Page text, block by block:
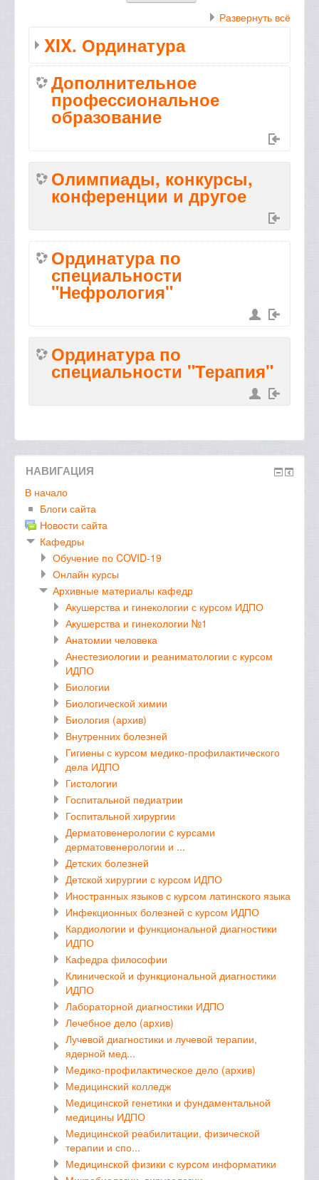
Развернуть всё
XIX. Ординатура
Дополнительное
профессиональное
образование
Олимпиады, конкурсы,
конференции и другое
Ординатура по
специальности
"Нефрология"
Ординатура по
специальности "Терапия"
НАВИГАЦИЯ
В начало
Блоги сайта
Новости сайта
Кафедры
Обучение по COVID-19
Онлайн курсы
Архивные материалы кафедр
Акушерства и гинекологии с курсом ИДПО
Акушерства и гинекологии №1
Анатомии человека
Анестезиологии и реаниматологии с курсом
ИДПО
Биологии
Биологической химии
Биология (архив)
Внутренних болезней
Гигиены с курсом медико-профилактического
дела ИДПО
Гистологии
Госпитальной педиатрии
Госпитальной хирургии
Дерматовенерологии c курсами
дерматовенерологии и ...
Детских болезней
Детской хирургии с курсом ИДПО
Иностранных языков с курсом латинского языка
Инфекционных болезней с курсом ИДПО
Кардиологии и функциональной диагностики
ИДПО
Кафедра философии
Клинической и функциональной диагностики
ИДПО
Лабораторной диагностики ИДПО
Лечебное дело (архив)
Лучевой диагностики и лучевой терапии,
ядерной мед...
Медико-профилактическое дело (архив)
Медицинский колледж
Медицинской генетики и фундаментальной
медицины ИДПО
Медицинской реабилитации, физической
терапии и спо...
Медицинской физики с курсом информатики